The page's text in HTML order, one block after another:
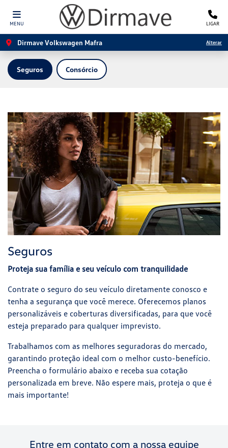
MENU LIGAR
Dirmave Volkswagen Mafra Alterar
Seguros Consórcio
Seguros
Proteja sua família e seu veículo com tranquilidade
Contrate o seguro do seu veículo diretamente conosco e
tenha a segurança que você merece. Oferecemos planos
personalizáveis e coberturas diversificadas, para que você
esteja preparado para qualquer imprevisto.
Trabalhamos com as melhores seguradoras do mercado,
garantindo proteção ideal com o melhor custo-benefício.
Preencha o formulário abaixo e receba sua cotação
personalizada em breve. Não espere mais, proteja o que é
mais importante!
Entre em contato com a nossa equipe